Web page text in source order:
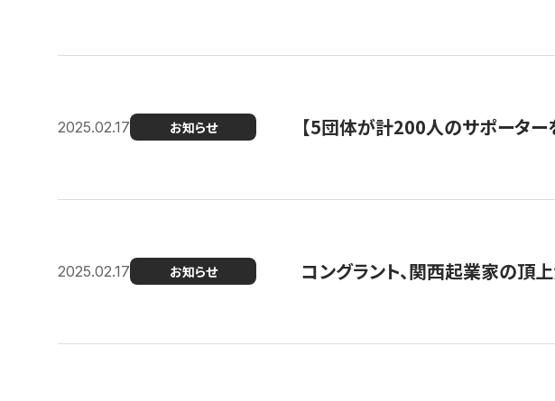
2025.02.17 お知らせ 【5団体が計200人のサポータ
2025.02.17 お知らせ コングラント、関西起業家の